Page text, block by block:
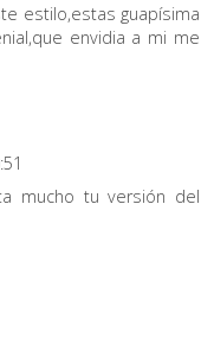
estilo,estas guapísima
envidia a mi me
mucho tu versión del